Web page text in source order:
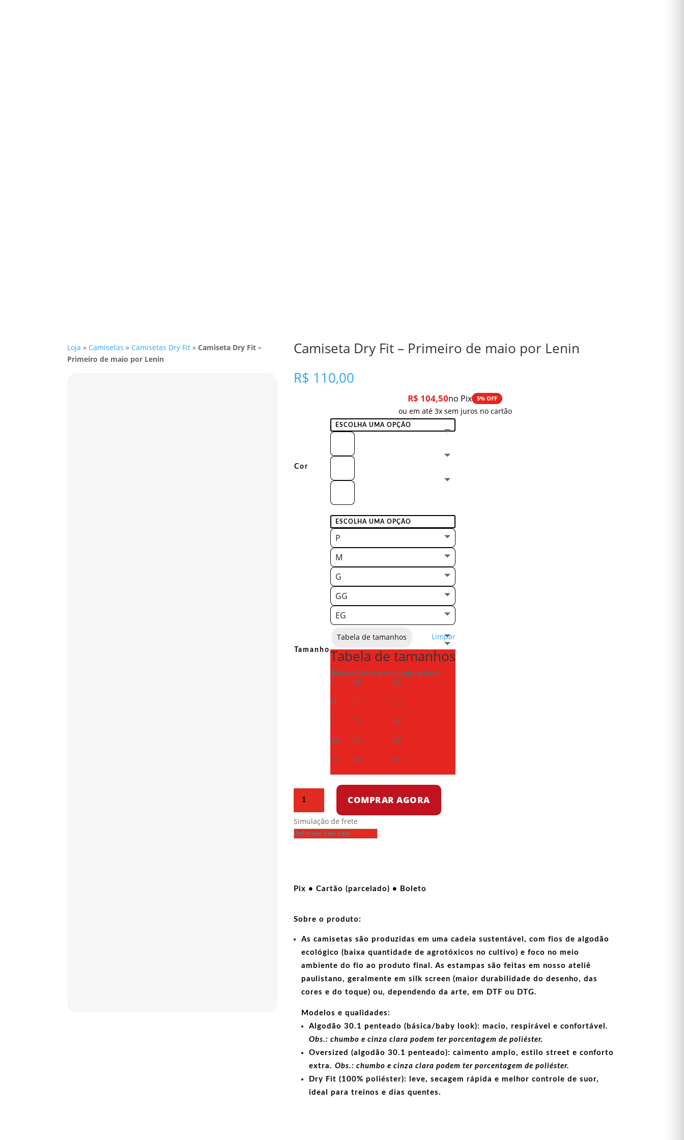
Loja » Camisetas » Camisetas Dry Fit » Camiseta Dry Fit –
Primeiro de maio por Lenin
Camiseta Dry Fit – Primeiro de maio por Lenin
R$ 110,00
R$ 104,50no Pix 5% OFF
ou em até 3x sem juros no cartão
Cor
Tamanho
P
M
G
GG
EG
Limpar
Tabela de tamanhos
Tabela de tamanhos
BásicaAltura (cm) Largura (cm)
P
69
50
M
71
53
G
72
56
GG
74
59
EG
84 66
Fit
-
Primeiro
Lenin
COMPRAR AGORA
Simulação de frete
Pix • Cartão (parcelado) • Boleto
Sobre o produto:
As camisetas são produzidas em uma cadeia sustentável, com fios de algodão
ecológico (baixa quantidade de agrotóxicos no cultivo) e foco no meio
ambiente do fio ao produto final. As estampas são feitas em nosso ateliê
paulistano, geralmente em silk screen (maior durabilidade do desenho, das
cores e do toque) ou, dependendo da arte, em
DTF ou DTG.
Modelos e qualidades:
Algodão 30.1 penteado (básica/baby look): macio, respirável e confortável.
Obs.: chumbo e cinza clara podem ter porcentagem de poliéster.
Oversized (algodão 30.1 penteado): caimento amplo, estilo street e conforto
extra. Obs.: chumbo e cinza clara podem ter porcentagem de poliéster.
Dry Fit (100% poliéster):
leve, secagem rápida e melhor controle de suor,
ideal para treinos e dias quentes.